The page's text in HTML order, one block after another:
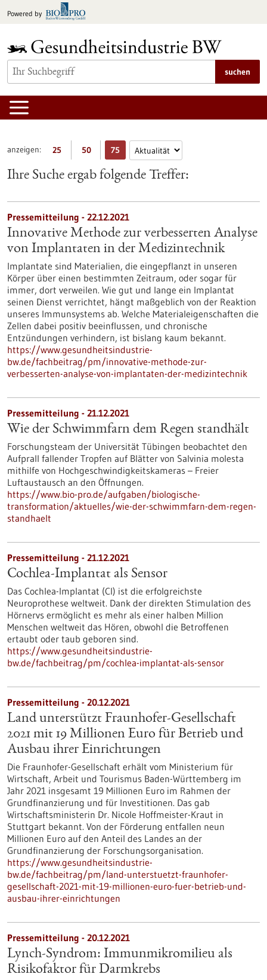
Inhalt
Powered by
suchen
anzeigen: 25 50 75
Ihre Suche ergab folgende Treffer:
Pressemitteilung - 22.12.2021
Innovative Methode zur verbesserten Analyse
von Implantaten in der Medizintechnik
Implantate sind Materialien, die eingepflanzt in unseren
Körper über einen bestimmten Zeitraum, oder sogar für
immer, dort verweilen. Wie gut und lange ein Implantat
seinen Dienst verrichtet, hängt maßgeblich von der Reaktion
unseres Immunsystems ab. Welche Materialeigenschaften die
Zellen dabei positiv beeinflussen, und chronische
Entzündungen verhindern, ist bislang kaum bekannt.
https://www.gesundheitsindustrie-
bw.de/fachbeitrag/pm/innovative-methode-zur-
verbesserten-analyse-von-implantaten-der-medizintechnik
Pressemitteilung - 21.12.2021
Wie der Schwimmfarn dem Regen standhält
Forschungsteam der Universität Tübingen beobachtet den
Aufprall fallender Tropfen auf Blätter von Salvinia molesta
mithilfe von Hochgeschwindigkeitskameras – Freier
Luftaustausch an den Öffnungen.
https://www.bio-pro.de/aufgaben/biologische-
transformation/aktuelles/wie-der-schwimmfarn-dem-regen-
standhaelt
Pressemitteilung - 21.12.2021
Cochlea-Implantat als Sensor
Das Cochlea-Implantat (CI) ist die erfolgreichste
Neuroprothese weltweit. Dank der direkten Stimulation des
Hörnervs ermöglicht es mehr als einer halben Million
Menschen weltweit das Hören, obwohl die Betroffenen
ertaubt oder taub geboren sind.
https://www.gesundheitsindustrie-
bw.de/fachbeitrag/pm/cochlea-implantat-als-sensor
Pressemitteilung - 20.12.2021
Land unterstützt Fraunhofer-Gesellschaft
2021 mit 19 Millionen Euro für Betrieb und
Ausbau ihrer Einrichtungen
Die Fraunhofer-Gesellschaft erhält vom Ministerium für
Wirtschaft, Arbeit und Tourismus Baden-Württemberg im
Jahr 2021 insgesamt 19 Millionen Euro im Rahmen der
Grundfinanzierung und für Investitionen. Das gab
Wirtschaftsministerin Dr. Nicole Hoffmeister-Kraut in
Stuttgart bekannt. Von der Förderung entfallen neun
Millionen Euro auf den Anteil des Landes an der
Grundfinanzierung der Forschungsorganisation.
https://www.gesundheitsindustrie-
bw.de/fachbeitrag/pm/land-unterstuetzt-fraunhofer-
gesellschaft-2021-mit-19-millionen-euro-fuer-betrieb-und-
ausbau-ihrer-einrichtungen
Pressemitteilung - 20.12.2021
Lynch-Syndrom: Immunmikromilieu als
Risikofaktor für Darmkrebs